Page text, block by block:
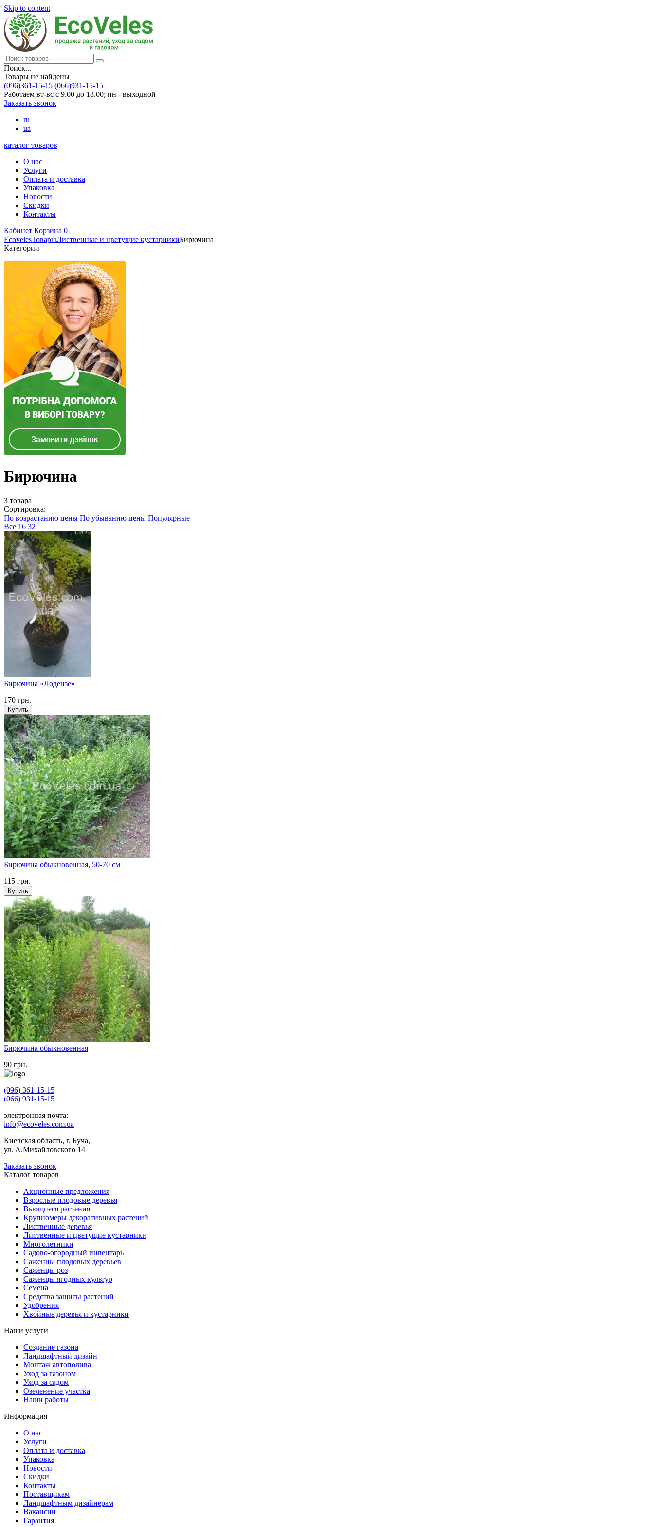
Skip to content
Поиск...
Товары не найдены
(096)361-15-15 (066)931-15-15
Работаем вт-вс с 9.00 до 18.00; пн - выходной
Заказать звонок
ru
ua
каталог товаров
О нас
Услуги
Оплата и доставка
Упаковка
Новости
Скидки
Контакты
Кабинет Корзина 0
EcovelesТоварыЛиственные и цветущие кустарникиБирючина
Категории
Бирючина
3 товара
Сортировка:
По возрастанию цены По убыванию цены Популярные
Все 16 32
Бирючина «Лодензе»
170 грн.
Купить
Бирючина обыкновенная, 50-70 см
115 грн.
Купить
Бирючина обыкновенная
90 грн.
(096) 361-15-15
(066) 931-15-15
электронная почта:
info@ecoveles.com.ua
Киевская область, г. Буча,
ул. А.Михайловского 14
Заказать звонок
Каталог товаров
Акционные предложения
Взрослые плодовые деревья
Вьющиеся растения
Крупномеры декоративных растений
Лиственные деревья
Лиственные и цветущие кустарники
Многолетники
Садово-огородный инвентарь
Саженцы плодовых деревьев
Саженцы роз
Саженцы ягодных культур
Семена
Средства защиты растений
Удобрения
Хвойные деревья и кустарники
Наши услуги
Создание газона
Ландшафтный дизайн
Монтаж автополива
Уход за газоном
Уход за садом
Озеленение участка
Наши работы
Информация
О нас
Услуги
Оплата и доставка
Упаковка
Новости
Скидки
Контакты
Поставщикам
Ландшафтным дизайнерам
Вакансии
Гарантия